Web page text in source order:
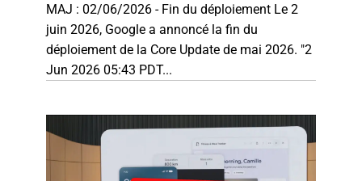
MAJ : 02/06/2026 - Fin du déploiement Le 2
juin 2026, Google a annoncé la fin du
déploiement de la Core Update de mai 2026. "2
Jun 2026 05:43 PDT...